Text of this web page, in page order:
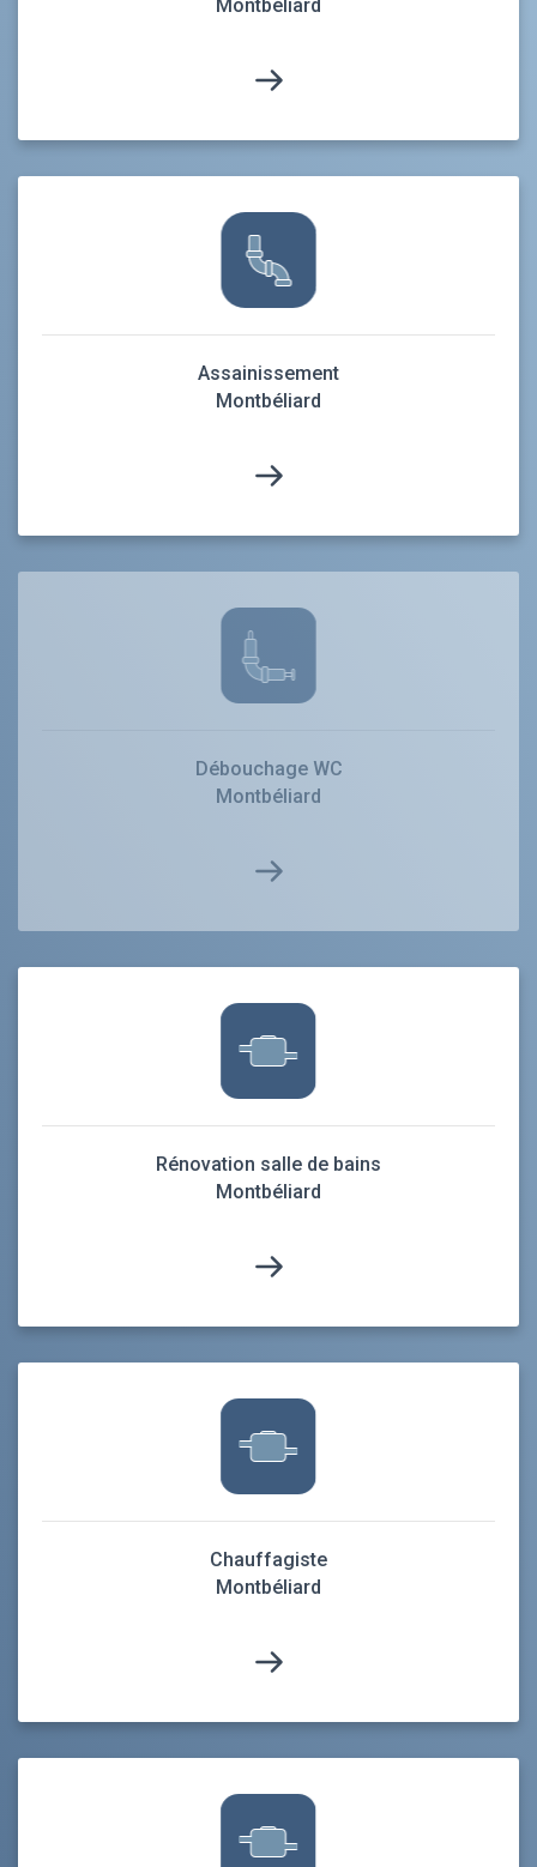
Montbéliard
Assainissement
Montbéliard
Débouchage WC
Montbéliard
Rénovation salle de bains
Montbéliard
Chauffagiste
Montbéliard